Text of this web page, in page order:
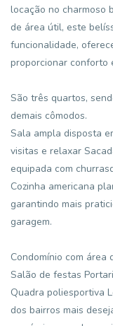
locação no charmoso
de área útil, este
funcionalidade,
proporcionar conforto
São três quartos,
demais cômodos.
Sala ampla disposta
visitas e relaxar
equipada com
Cozinha americana
garantindo mais
garagem.
Condomínio com área
Salão de festas
Quadra poliesportiva
dos bairros mais